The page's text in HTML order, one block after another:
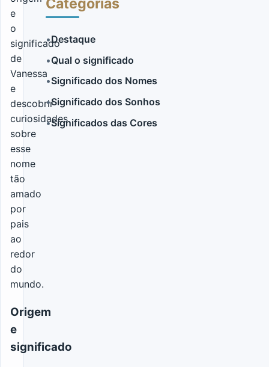
e
o
significado
de
Vanessa
e
descobrir
curiosidades
sobre
esse
nome
tão
amado
por
pais
ao
redor
do
mundo.
Origem
e
significado
LER MAIS
Categorias
•Destaque
•Qual o significado
•Significado dos Nomes
•Significado dos Sonhos
•Significados das Cores